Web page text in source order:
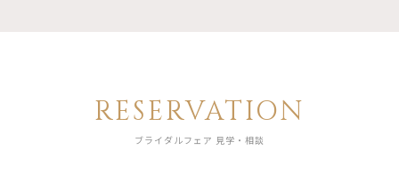
RESERVATION
ブライダルフェア 見学・相談